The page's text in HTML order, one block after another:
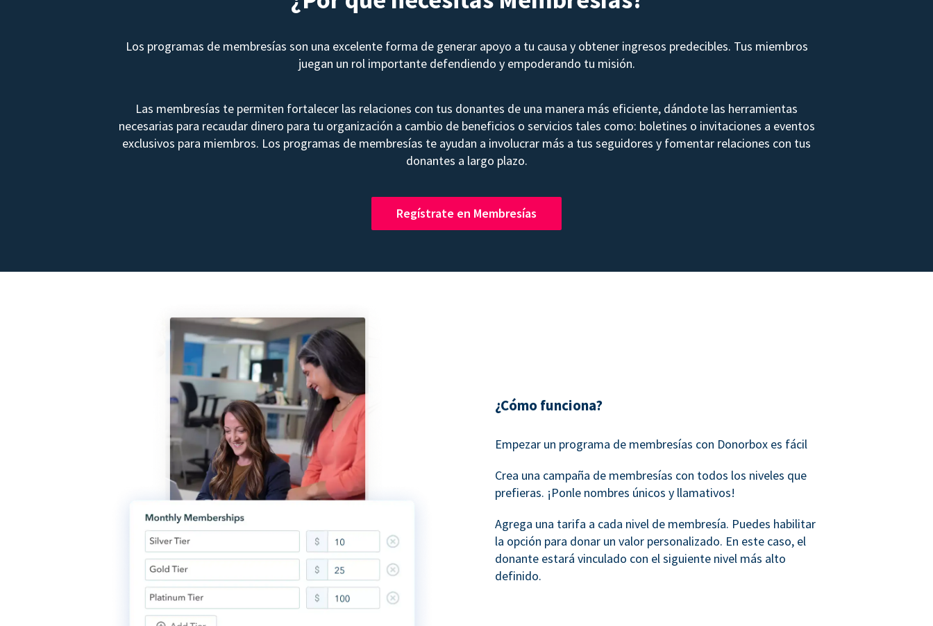
Los programas de membresías son una excelente forma de generar apoyo a tu causa y obtener ingresos predecibles. Tus miembros
juegan un rol importante defendiendo y empoderando tu misión.
Las membresías te permiten fortalecer las relaciones con tus donantes de una manera más eficiente, dándote las herramientas
necesarias para recaudar dinero para tu organización a cambio de beneficios o servicios tales como: boletines o invitaciones a eventos
exclusivos para miembros. Los programas de membresías te ayudan a involucrar más a tus seguidores y fomentar relaciones con tus
donantes a largo plazo.
Regístrate en Membresías
¿Cómo funciona?
Empezar un programa de membresías con Donorbox es fácil
Crea una campaña de membresías con todos los niveles que
prefieras. ¡Ponle nombres únicos y llamativos!
Agrega una tarifa a cada nivel de membresía. Puedes habilitar
la opción para donar un valor personalizado. En este caso, el
donante estará vinculado con el siguiente nivel más alto
definido.